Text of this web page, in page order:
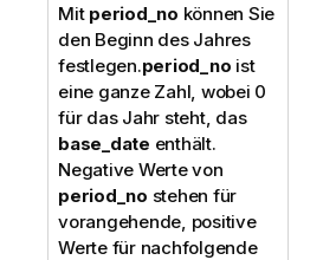
Mit period_no können Sie
den Beginn des Jahres
festlegen.period_no ist
eine ganze Zahl, wobei 0
für das Jahr steht, das
base_date enthält.
Negative Werte von
period_no stehen für
vorangehende, positive
Werte für nachfolgende